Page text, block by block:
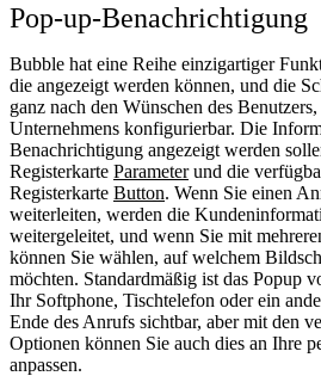
Pop-up-Benachrichtigung
Bubble hat eine Reihe einzigartiger
die angezeigt werden können, und die
ganz nach den Wünschen des
Unternehmens konfigurierbar. Die
Benachrichtigung angezeigt werden
Registerkarte Parameterund die
Registerkarte Button. Wenn Sie einen
weiterleiten, werden die
weitergeleitet, und wenn Sie mit
können Sie wählen, auf welchem
möchten. Standardmäßig ist das Popup
Ihr Softphone, Tischtelefon oder ein
Ende des Anrufs sichtbar, aber mit den
Optionen können Sie auch dies an Ihre
anpassen.